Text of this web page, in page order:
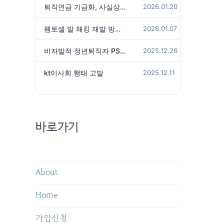
퇴직연금 기금화, 사실상 국가가 관리하겠다는 것인가? 2026.01.20
펨토셀 발 해킹 재발 방지 위해서는 2026.01.07
비자발적 정년퇴직자 PS성과급 미지급은 임금체불 아닌가? 2025.12.26
kt이사회 행태 고발 2025.12.11
바로가기
About
Home
가입신청